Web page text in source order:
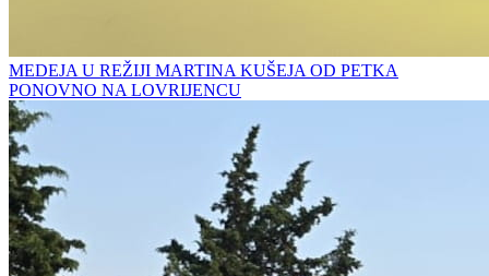
MEDEJA U REŽIJI MARTINA KUŠEJA OD PETKA
PONOVNO NA LOVRIJENCU